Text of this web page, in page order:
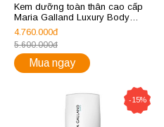
Kem dưỡng toàn thân cao cấp
Maria Galland Luxury Body
Cream 1040
4.760.000đ
5.600.000đ
Mua ngay
-15%